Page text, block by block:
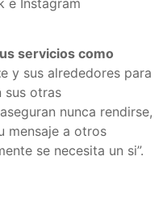
servicios como
e y sus alrededores para
sus otras
nunca rendirse,
mensaje a otros
se necesita un si”.